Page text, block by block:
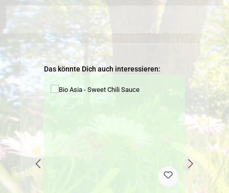
Produktgalerie überspringen
Das könnte Dich auch interessieren: